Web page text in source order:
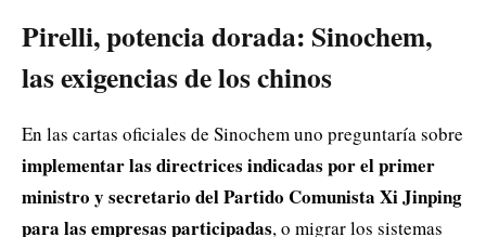
Pirelli, potencia dorada: Sinochem,
las exigencias de los chinos
En las cartas oficiales de Sinochem uno preguntaría sobre
implementar las directrices indicadas por el primer
ministro y secretario del Partido Comunista Xi Jinping
para las empresas participadas, o migrar los sistemas